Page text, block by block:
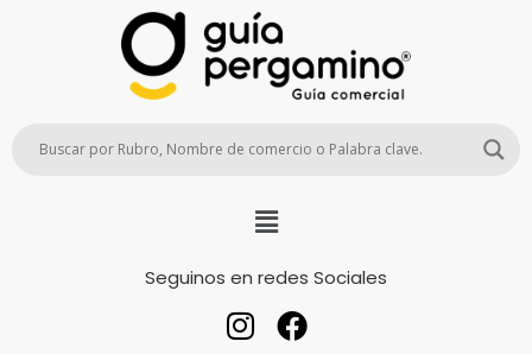
Seguinos en redes Sociales